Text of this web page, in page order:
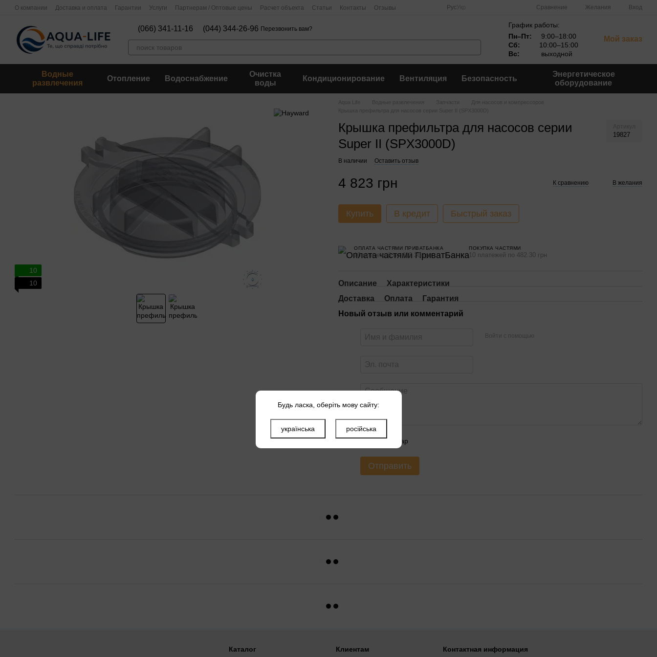
Перейти к основному контенту
О компании Доставка и оплата Гарантии Услуги Партнерам / Оптовые цены Расчет объекта Статьи Контакты Отзывы Рус Сравнение Желания Вход
(066) 341-11-16 (044) 344-26-96 Перезвонить вам?
График работы:
Пн–Пт:
9:00–18:00
Сб:
10:00–15:00
Вс:
выходной
Мой заказ
Водные
развлечения
Отопление Водоснабжение
Очистка
воды
Кондиционирование Вентиляция Безопасность
Энергетическое
оборудование
10
10
Aqua Life Водные развлечения Запчасти
Для насосов и компрессоров
Крышка префильтра для насосов серии Super II (SPX3000D)
Крышка префильтра для насосов серии
Super II (SPX3000D)
19827
В наличии Оставить отзыв
4 823 грн К сравнению В желания
Купить В кредит Быстрый заказ
ОПЛАТА ЧАСТЯМИ ПРИВАТБАНКА
10 платежей по 482.30 грн
ПОКУПКА ЧАСТЯМИ
10 платежей по 482.30 грн
Описание
Характеристики
Доставка
Оплата
Гарантия
Новый отзыв или комментарий
Войти с помощью
Оцените товар
Отправить
Каталог Клиентам Контактная информация
Будь ласка, оберіть мову сайту:
українська російська